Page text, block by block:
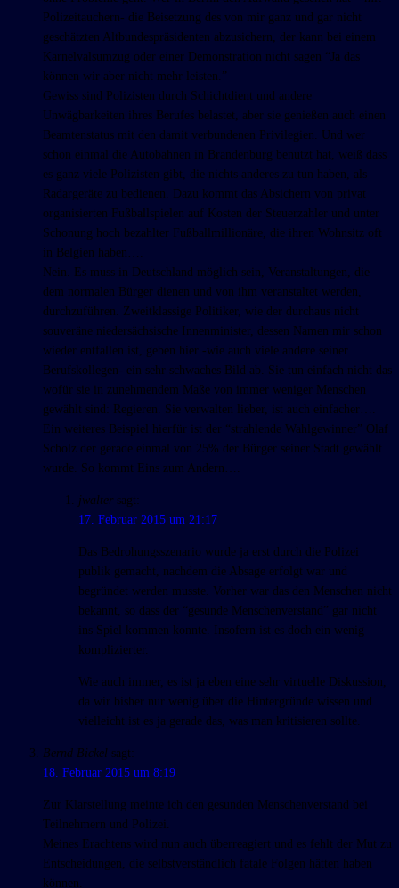
Polizeitauchern- die Beisetzung des von mir ganz und gar nicht
geschätzten Altbundespräsidenten abzusichern, der kann bei einem
Karnelvalsumzug oder einer Demonstration nicht sagen “Ja das
können wir aber nicht mehr leisten.”
Gewiss sind Polizisten durch Schichtdient und andere
Unwägbarkeiten ihres Berufes belastet, aber sie genießen auch einen
Beamtenstatus mit den damit verbundenen Privilegien. Und wer
schon einmal die Autobahnen in Brandenburg benutzt hat, weiß dass
es ganz viele Polizisten gibt, die nichts anderes zu tun haben, als
Radargeräte zu bedienen. Dazu kommt das Absichern von privat
organisierten Fußballspielen auf Kosten der Steuerzahler und unter
Schonung hoch bezahlter Fußballmillionäre, die ihren Wohnsitz oft
in Belgien haben….
Nein. Es muss in Deutschland möglich sein, Veranstaltungen, die
dem normalen Bürger dienen und von ihm veranstaltet werden,
durchzuführen. Zweitklassige Politiker, wie der durchaus nicht
souveräne niedersächsische Innenminister, dessen Namen mir schon
wieder entfallen ist, geben hier -wie auch viele andere seiner
Berufskollegen- ein sehr schwaches Bild ab. Sie tun einfach nicht das
wofür sie in zunehmendem Maße von immer weniger Menschen
gewählt sind: Regieren. Sie verwalten lieber, ist auch einfacher….
Ein weiteres Beispiel hierfür ist der “strahlende Wahlgewinner” Olaf
Scholz der gerade einmal von 25% der Bürger seiner Stadt gewählt
wurde. So kommt Eins zum Andern….
jwalter sagt:
17. Februar 2015 um 21:17
Das Bedrohungsszenario wurde ja erst durch die Polizei
publik gemacht, nachdem die Absage erfolgt war und
begründet werden musste. Vorher war das den Menschen nicht
bekannt, so dass der “gesunde Menschenverstand” gar nicht
ins Spiel kommen konnte. Insofern ist es doch ein wenig
komplizierter.
Wie auch immer, es ist ja eben eine sehr virtuelle Diskussion,
da wir bisher nur wenig über die Hintergründe wissen und
vielleicht ist es ja gerade das, was man kritisieren sollte.
Bernd Bickel sagt:
18. Februar 2015 um 8:19
Zur Klarstellung meinte ich den gesunden Menschenverstand bei
Teilnehmern und Polizei.
Meines Erachtens wird nun auch überreagiert und es fehlt der Mut zu
Entscheidungen, die selbstverständlich fatale Folgen hätten haben
können.